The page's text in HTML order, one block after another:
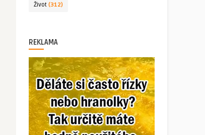
Život (312)
REKLAMA